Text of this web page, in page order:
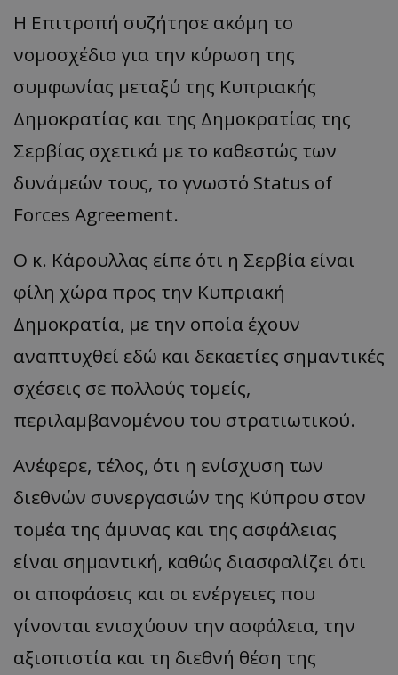
Η Επιτροπή συζήτησε ακόμη το
νομοσχέδιο για την κύρωση της
συμφωνίας μεταξύ της Κυπριακής
Δημοκρατίας και της Δημοκρατίας της
Σερβίας σχετικά με το καθεστώς των
δυνάμεών τους, το γνωστό Status of
Forces Agreement.
Ο κ. Κάρουλλας είπε ότι η Σερβία είναι
φίλη χώρα προς την Κυπριακή
Δημοκρατία, με την οποία έχουν
αναπτυχθεί εδώ και δεκαετίες σημαντικές
σχέσεις σε πολλούς τομείς,
περιλαμβανομένου του στρατιωτικού.
Ανέφερε, τέλος, ότι η ενίσχυση των
διεθνών συνεργασιών της Κύπρου στον
τομέα της άμυνας και της ασφάλειας
είναι σημαντική, καθώς διασφαλίζει ότι
οι αποφάσεις και οι ενέργειες που
γίνονται ενισχύουν την ασφάλεια, την
αξιοπιστία και τη διεθνή θέση της